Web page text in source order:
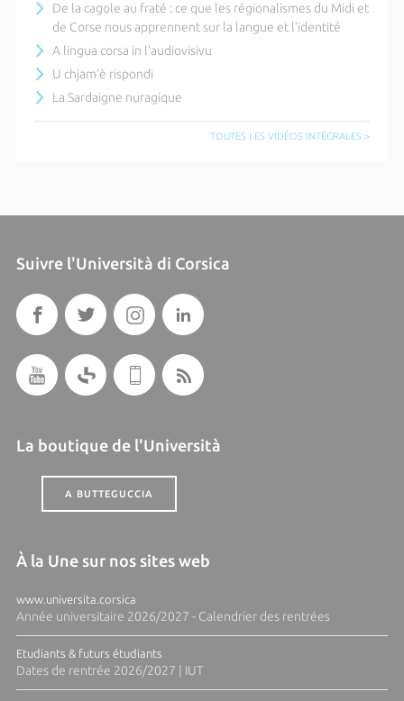
De la cagole au fraté : ce que les régionalismes du Midi et
de Corse nous apprennent sur la langue et l’identité
A lingua corsa in l’audiovisivu
U chjam’è rispondi
La Sardaigne nuragique
TOUTES LES VIDÉOS INTÉGRALES >
Suivre l'Università di Corsica
La boutique de l'Università
A BUTTEGUCCIA
À la Une sur nos sites web
www.universita.corsica
Année universitaire 2026/2027 - Calendrier des rentrées
Etudiants & futurs étudiants
Dates de rentrée 2026/2027 | IUT